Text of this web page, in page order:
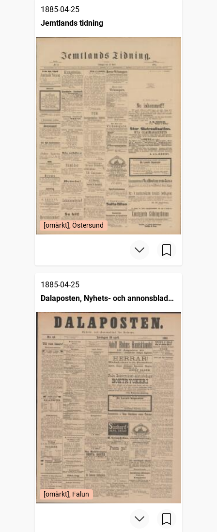
1885-04-25
Jemtlands tidning
[omärkt], Östersund
1885-04-25
Dalaposten, Nyhets- och annonsblad
för Dalarne
[omärkt], Falun